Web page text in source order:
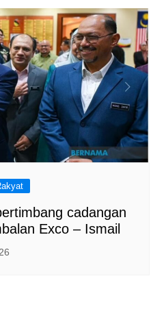
cadangan
Exco – Ismail